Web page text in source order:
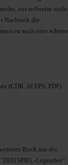
aus teilweise nicht
Nachwelt die
ist auch eine schöne
(CDR, AI EPS, PDF)
Buch aus der
Legenden"